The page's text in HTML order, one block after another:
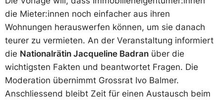
die Mieter:innen noch einfacher aus ihren
Wohnungen herauswerfen können, um sie danach
teurer zu vermieten. An der Veranstaltung informiert
die Nationalrätin Jacqueline Badran über die
wichtigsten Fakten und beantwortet Fragen. Die
Moderation übernimmt Grossrat Ivo Balmer.
Anschliessend bleibt Zeit für einen Austausch beim